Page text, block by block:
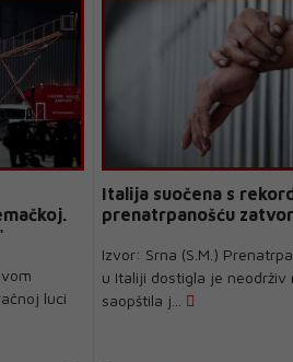
luci
Italija suočena s
prenatrpanošću
Izvor: Srna (S.M.)
u Italiji dostigla je neodrživ
saopštila j...